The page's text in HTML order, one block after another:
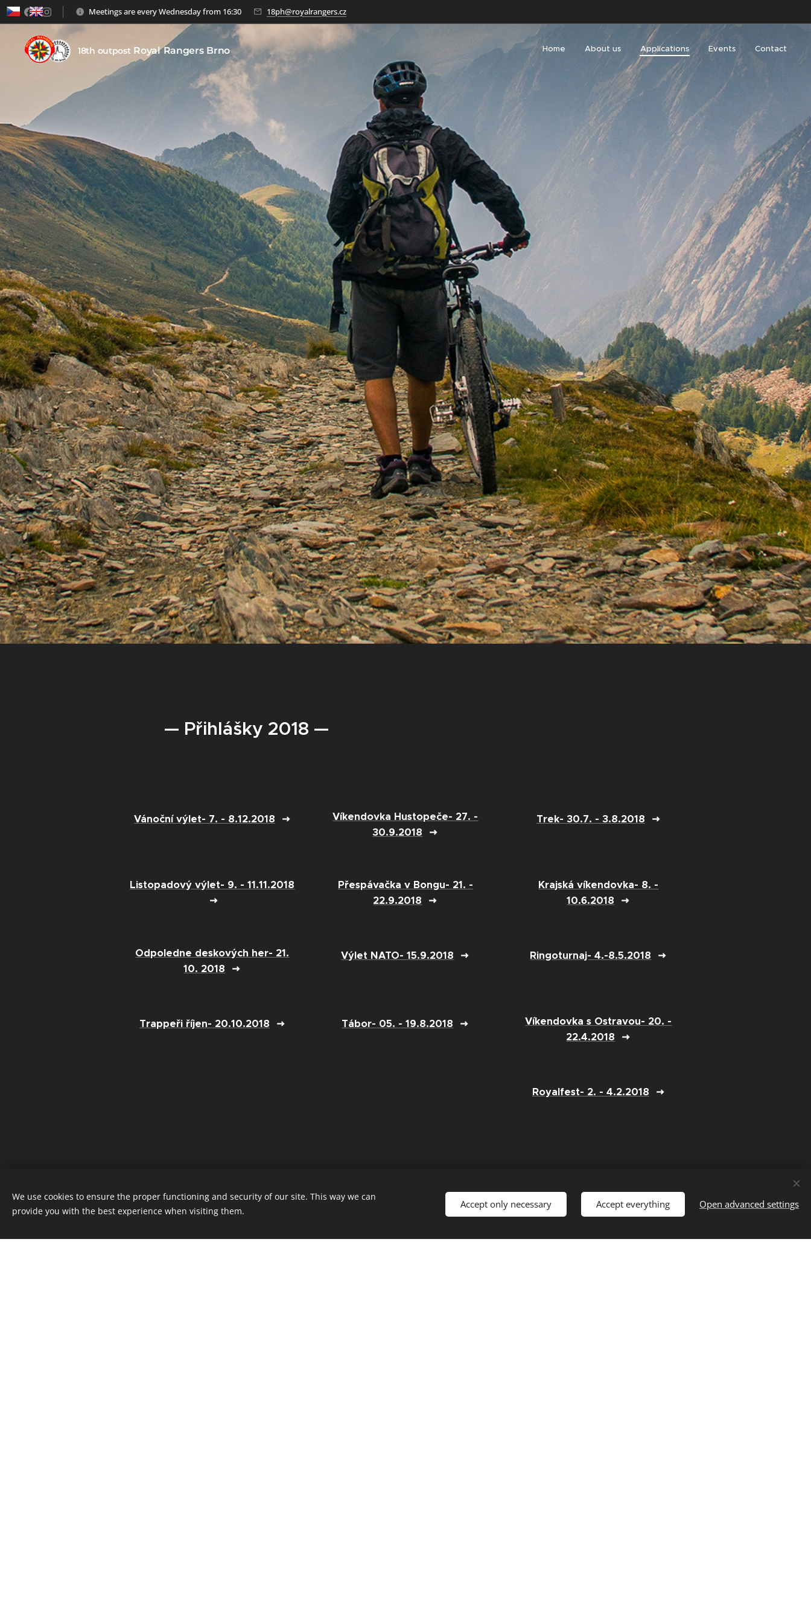
Meetings are every Wednesday from 16:30 18ph@royalrangers.cz
18th outpost Royal Rangers Brno Home About us Applications Events Contact
— Přihlášky 2018 —
Vánoční výlet- 7. - 8.12.2018
Víkendovka Hustopeče- 27. -
30.9.2018
Trek- 30.7. - 3.8.2018
Listopadový výlet- 9. - 11.11.2018
Přespávačka v Bongu- 21. -
22.9.2018
Krajská víkendovka- 8. -
10.6.2018
Odpoledne deskových her- 21.
10. 2018
Výlet NATO- 15.9.2018 Ringoturnaj- 4.-8.5.2018
Trappeři říjen- 20.10.2018 Tábor- 05. - 19.8.2018
Víkendovka s Ostravou- 20. -
22.4.2018
Royalfest- 2. - 4.2.2018
Billing information Contact Sponsors
We use cookies to ensure the proper functioning and security of our site. This way we can
provide you with the best experience when visiting them.
Accept only necessary Accept everything Open advanced settings